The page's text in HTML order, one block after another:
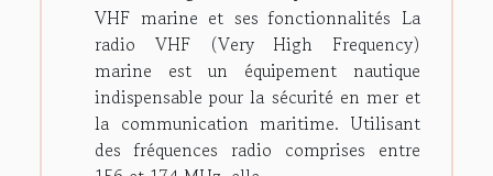
VHF marine et ses fonctionnalités La
radio VHF (Very High Frequency)
marine est un équipement nautique
indispensable pour la sécurité en mer et
la communication maritime. Utilisant
des fréquences radio comprises entre